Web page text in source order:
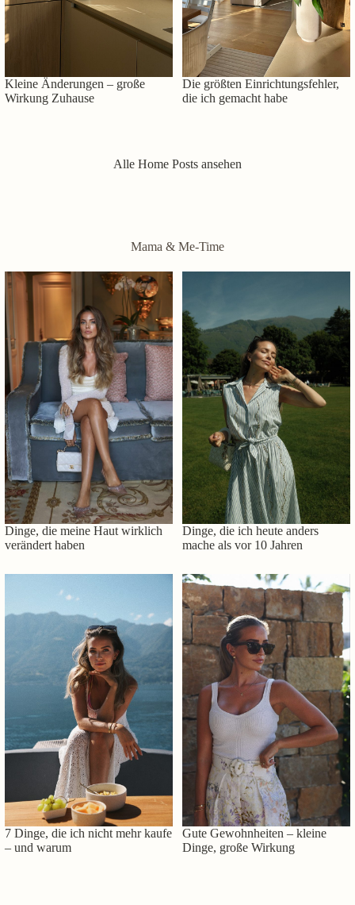
Kleine Änderungen – große
Wirkung Zuhause
Die größten Einrichtungsfehler,
die ich gemacht habe
Alle Home Posts ansehen
Mama & Me-Time
Dinge, die meine Haut wirklich
verändert haben
Dinge, die ich heute anders
mache als vor 10 Jahren
7 Dinge, die ich nicht mehr kaufe
– und warum
Gute Gewohnheiten – kleine
Dinge, große Wirkung